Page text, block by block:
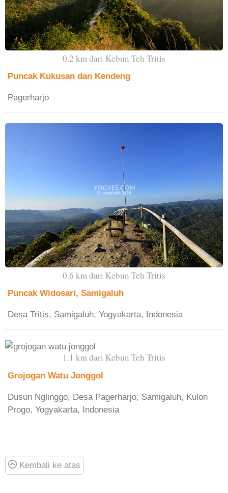
0.2 km dari Kebun Teh Tritis
Puncak Kukusan dan Kendeng
Pagerharjo
0.6 km dari Kebun Teh Tritis
Puncak Widosari, Samigaluh
Desa Tritis, Samigaluh, Yogyakarta, Indonesia
1.1 km dari Kebun Teh Tritis
Grojogan Watu Jonggol
Dusun Nglinggo, Desa Pagerharjo, Samigaluh, Kulon
Progo, Yogyakarta, Indonesia
Kembali ke atas